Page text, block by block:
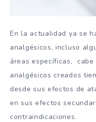
En la actualidad ya se
analgésicos, incluso
áreas específicas,
analgésicos creados
desde sus efectos de
en sus efectos
contraindicaciones.